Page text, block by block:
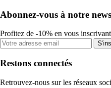
Abonnez-vous à notre
Profitez de -10% en vous
Restons connectés
Retrouvez-nous sur les réseaux